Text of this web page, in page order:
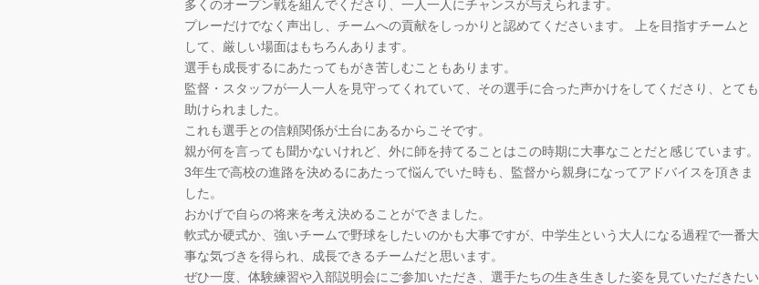
多くのオープン戦を組んでくださり、一人一人にチャンスが与えられます。
プレーだけでなく声出し、チームへの貢献をしっかりと認めてくださいます。 上を目指すチームと
して、厳しい場面はもちろんあります。
選手も成長するにあたってもがき苦しむこともあります。
監督・スタッフが一人一人を見守ってくれていて、その選手に合った声かけをしてくださり、とても
助けられました。
これも選手との信頼関係が土台にあるからこそです。
親が何を言っても聞かないけれど、外に師を持てることはこの時期に大事なことだと感じています。
3年生で高校の進路を決めるにあたって悩んでいた時も、監督から親身になってアドバイスを頂きま
した。
おかげで自らの将来を考え決めることができました。
軟式か硬式か、強いチームで野球をしたいのかも大事ですが、中学生という大人になる過程で一番大
事な気づきを得られ、成長できるチームだと思います。
ぜひ一度、体験練習や入部説明会にご参加いただき、選手たちの生き生きした姿を見ていただきたい